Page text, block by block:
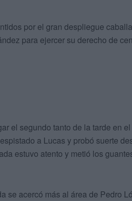
por el gran despliegue
para ejercer su derecho de
el segundo tanto de la tarde en
a Lucas y probó suerte
estuvo atento y metió los
se acercó más al área de Pedro